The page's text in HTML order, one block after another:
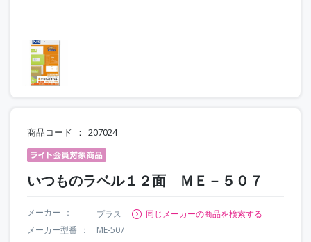
商品コード 207024
いつものラベル１２面 ＭＥ－５０７
メーカー プラス
同じメーカーの商品を検索する
メーカー型番
ME-507